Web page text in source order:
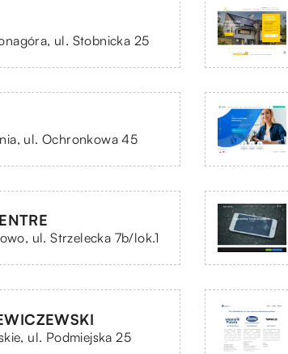
ul. Stobnicka 25
ul. Ochronkowa 45
ul. Strzelecka 7b/lok.1
ul. Podmiejska 25